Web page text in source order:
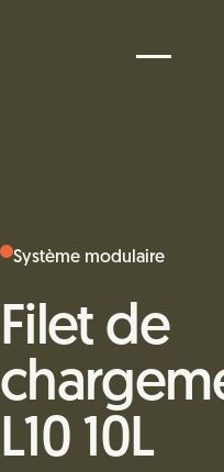
Système modulaire
Filet de
L10 10L